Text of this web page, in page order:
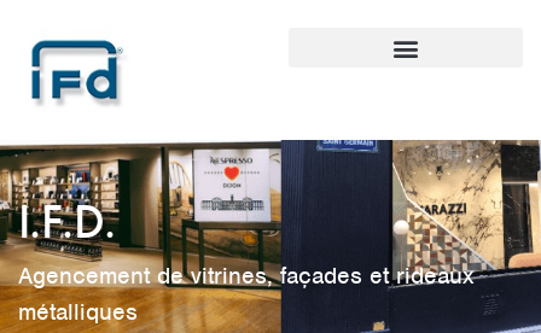
I.F.D.
Agencement de vitrines, façades et rideaux
métalliques